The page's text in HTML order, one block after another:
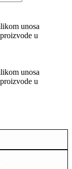
unosa
u
unosa
u